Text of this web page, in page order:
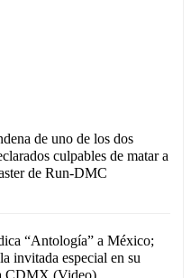
de uno de los dos
culpables de matar a
de Run-DMC
“Antología” a México;
invitada especial en su